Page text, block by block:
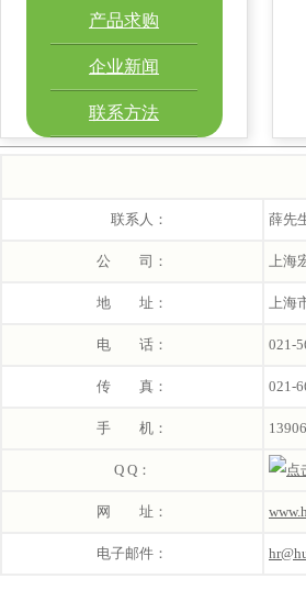
产品求购
企业新闻
联系方法
联系人： 薛先
公 司： 上海
地 址： 上海
电 话： 021-
传 真： 021-
手 机：
Q Q：
网 址：
电子邮件：